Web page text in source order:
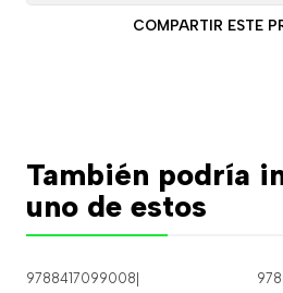
COMPARTIR ESTE
También podría
uno de estos
9788417099008